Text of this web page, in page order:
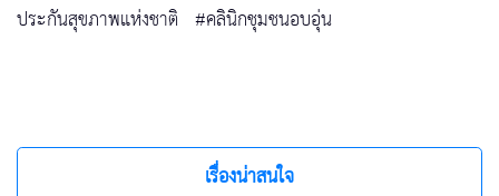
ประกันสุขภาพแห่งชาติ #คลินิกชุมชนอบอุ่น
เรื่องน่าสนใจ